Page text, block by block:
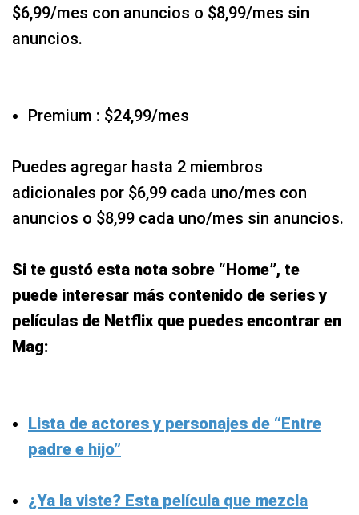
$6,99/mes con anuncios o $8,99/mes sin
anuncios.
Premium : $24,99/mes
Puedes agregar hasta 2 miembros
adicionales por $6,99 cada uno/mes con
anuncios o $8,99 cada uno/mes sin anuncios.
Si te gustó esta nota sobre “Home”, te
puede interesar más contenido de series y
películas de Netflix que puedes encontrar en
Mag:
Lista de actores y personajes de “Entre
padre e hijo”
¿Ya la viste? Esta película que mezcla